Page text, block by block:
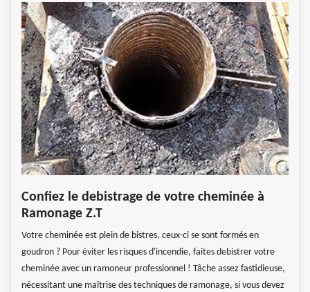
Confiez le debistrage de votre cheminée à
Ramonage Z.T
Votre cheminée est plein de bistres, ceux-ci se sont formés en
goudron ? Pour éviter les risques d'incendie, faites debistrer votre
cheminée avec un ramoneur professionnel ! Tâche assez fastidieuse,
nécessitant une maîtrise des techniques de ramonage, si vous devez